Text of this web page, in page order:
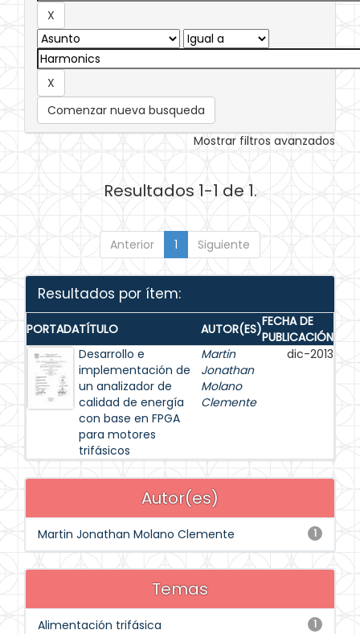
Comenzar nueva busqueda
Mostrar filtros avanzados
Resultados 1-1 de 1.
Anterior 1 Siguiente
Resultados por ítem:
PORTADATÍTULO AUTOR(ES)FECHA DE
PUBLICACIÓN
Desarrollo e
implementación de
un analizador de
calidad de energía
con base en FPGA
para motores
trifásicos
Martin
Jonathan
Molano
Clemente
dic-2013
Autor(es)
1
Martin Jonathan Molano Clemente
Temas
1
Alimentación trifásica